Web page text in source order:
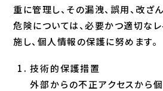
重に管理し、その漏洩、誤用、改ざ
危険については、必要かつ適切な
施し、個人情報の保護に努めます。
技術的保護措置
外部からの不正アクセスから